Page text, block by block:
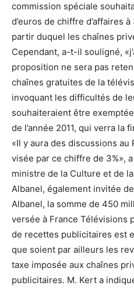
commission spéciale
d’euros de chiffre d’affaires
partir duquel les chaînes
Cependant, a-t-il souligné,
proposition ne sera pas
chaînes gratuites de la
invoquant les difficultés de
souhaiteraient être
de l’année 2011, qui verra la
«Il y aura des discussions au
visée par ce chiffre de 3%»,
ministre de la Culture et de
Albanel, également invitée
Albanel, la somme de 450
versée à France Télévisions
de recettes publicitaires est
que soient par ailleurs les
taxe imposée aux chaînes
publicitaires. M. Kert a